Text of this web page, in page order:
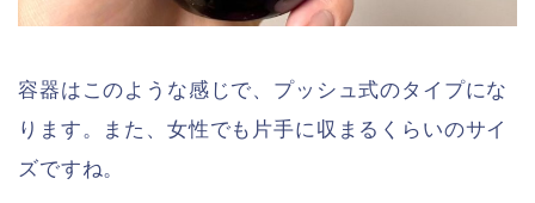
容器はこのような感じで、プッシュ式のタイプにな
ります。また、女性でも片手に収まるくらいのサイ
ズですね。